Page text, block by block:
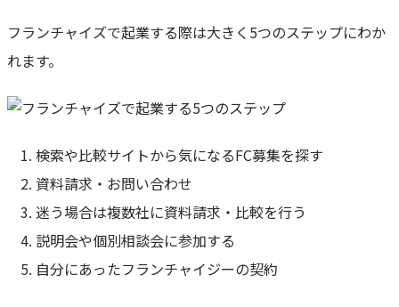
フランチャイズで起業する際は大きく5つのステップにわか
れます。
検索や比較サイトから気になるFC募集を探す
資料請求・お問い合わせ
迷う場合は複数社に資料請求・比較を行う
説明会や個別相談会に参加する
自分にあったフランチャイジーの契約